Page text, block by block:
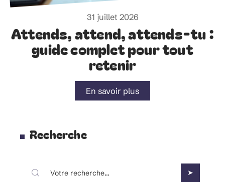
31 juillet 2026
Attends, attend, attends-tu :
guide complet pour tout
retenir
En savoir plus
Recherche